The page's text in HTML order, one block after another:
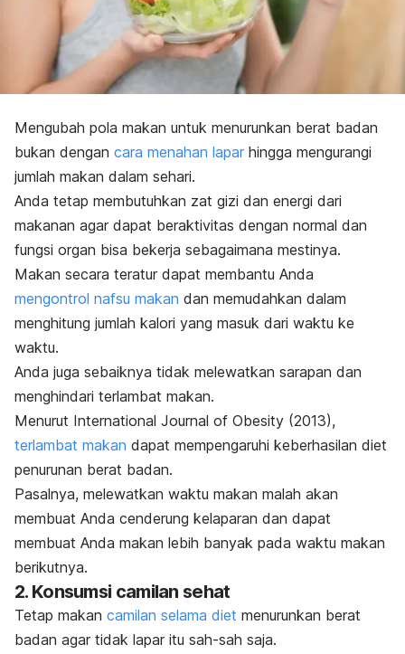
Mengubah pola makan untuk menurunkan berat badan
bukan dengan cara menahan lapar hingga mengurangi
jumlah makan dalam sehari.
Anda tetap membutuhkan zat gizi dan energi dari
makanan agar dapat beraktivitas dengan normal dan
fungsi organ bisa bekerja sebagaimana mestinya.
Makan secara teratur dapat membantu Anda
mengontrol nafsu makan dan memudahkan dalam
menghitung jumlah kalori yang masuk dari waktu ke
waktu.
Anda juga sebaiknya tidak melewatkan sarapan dan
menghindari terlambat makan.
Menurut International Journal of Obesity (2013),
terlambat makan dapat mempengaruhi keberhasilan diet
penurunan berat badan.
Pasalnya, melewatkan waktu makan malah akan
membuat Anda cenderung kelaparan dan dapat
membuat Anda makan lebih banyak pada waktu makan
berikutnya.
2. Konsumsi camilan sehat
Tetap makan camilan selama diet menurunkan berat
badan agar tidak lapar itu sah-sah saja.